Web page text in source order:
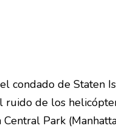
condado de Staten
ruido de los
Park